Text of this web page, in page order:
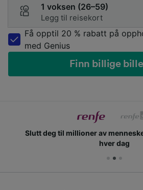
1 voksen (26–59)
Legg til reisekort
Få opptil 20 % rabatt på
med Genius
Finn billige
Slutt deg til millioner av
hver dag